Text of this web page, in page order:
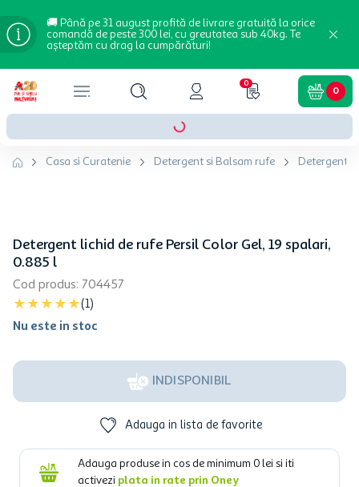
🚚 Până pe 31 august profită de livrare gratuită la orice
comandă de peste 300 lei, cu greutatea sub 40kg. Te
așteptăm cu drag la cumpărături!
0
0
Casa si Curatenie Detergent si Balsam rufe Detergent
Detergent lichid de rufe Persil Color Gel, 19 spalari,
0.885 l
Cod produs: 704457
★ ★ ★ ★ ★(1)
Nu este in stoc
INDISPONIBIL
Adauga in lista de favorite
Adauga produse in cos de minimum 0 lei si iti
activezi plata in rate prin Oney